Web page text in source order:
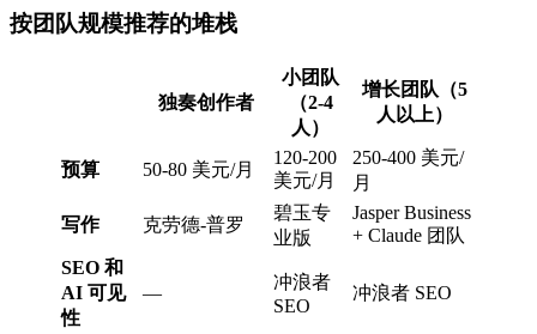
按团队规模推荐的堆栈
独奏创作者
小团队
（2-4
人）
增长团队（5
人以上）
预算 50-80 美元/月
120-200
美元/月
250-400 美元/
月
写作 克劳德-普罗
碧玉专
业版
Jasper Business
+ Claude 团队
SEO 和
AI 可见
性
—
冲浪者
SEO
冲浪者 SEO